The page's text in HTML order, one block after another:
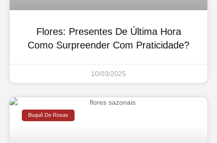
Flores: Presentes De Última Hora
Como Surpreender Com Praticidade?
10/03/2025
Buquê De Rosas